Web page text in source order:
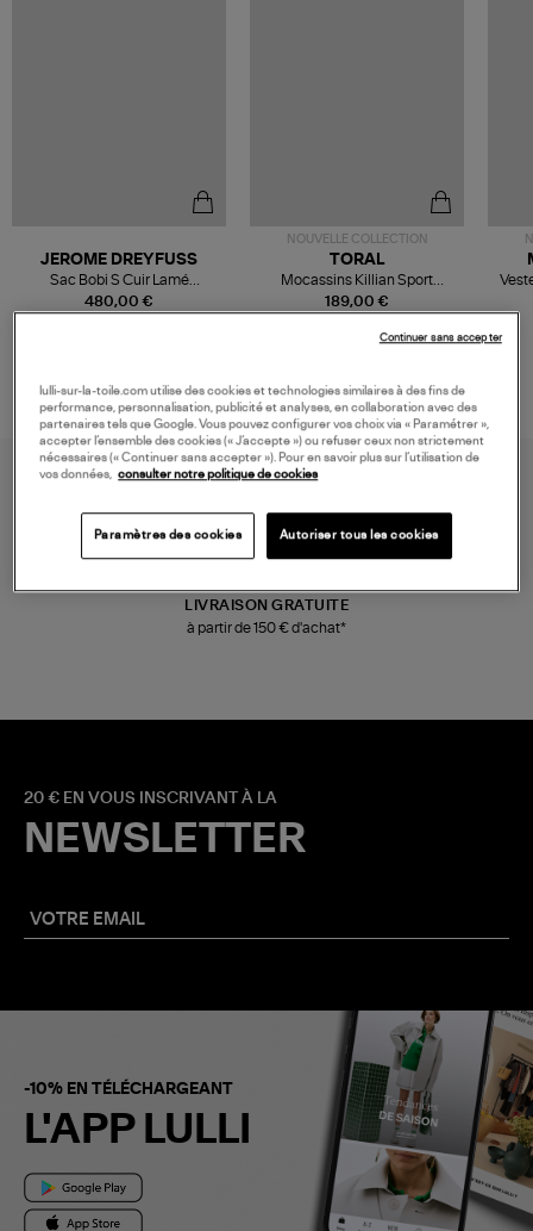
480,00 €
JEROME DREYFUSS
Sac Bobi S Cuir Lamé
Champagne
NOUVELLE COLLECTION
189,00 €
TORAL
Mocassins Killian Sport
Mousse
LIVRAISON GRATUITE
à partir de 150 € d'achat*
20 € EN VOUS INSCRIVANT À LA
NEWSLETTER
-10% EN TÉLÉCHARGEANT
L'APP LULLI
lulli-sur-la-toile.com utilise des cookies et technologies similaires à des fins de
performance, personnalisation, publicité et analyses, en collaboration avec des
partenaires tels que Google. Vous pouvez configurer vos choix via « Paramétrer »,
accepter l’ensemble des cookies (« J’accepte ») ou refuser ceux non strictement
nécessaires (« Continuer sans accepter »). Pour en savoir plus sur l’utilisation de
vos données, consulter notre politique de cookies
Paramètres des cookies Autoriser tous les cookies
Continuer sans accepter